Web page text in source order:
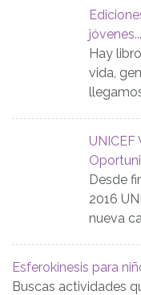
jóvenes...
Hay
vida,
Desde
2016
nueva
Esferokinesis para
Buscas actividades